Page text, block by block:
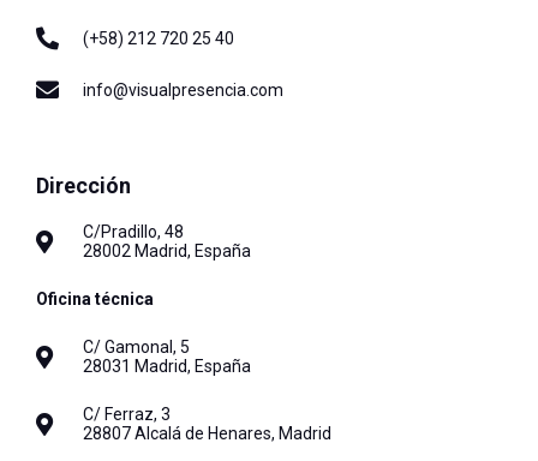
(+58) 212 720 25 40
info@visualpresencia.com
Dirección
C/Pradillo, 48
28002 Madrid, España
Oficina técnica
C/ Gamonal, 5
28031 Madrid, España
C/ Ferraz, 3
28807 Alcalá de Henares, Madrid